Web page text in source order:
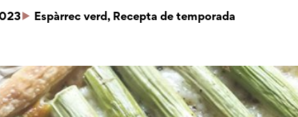
Espàrrec verd, Recepta de temporada